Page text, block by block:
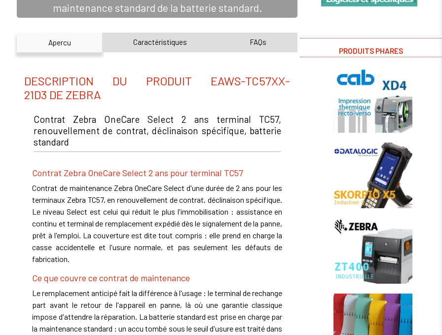
maintenance standard de la batterie standard.
Apercu Caractéristiques FAQs
DESCRIPTION DU PRODUIT EAWS-TC57XX-
21D3 DE ZEBRA
Contrat Zebra OneCare Select 2 ans terminal TC57,
renouvellement de contrat, déclinaison spécifique, batterie
standard
Contrat Zebra OneCare Select 2 ans pour terminal TC57
Contrat de maintenance Zebra OneCare Select d'une durée de 2 ans pour les
terminaux Zebra TC57, en renouvellement de contrat, déclinaison spécifique.
Le niveau Select est celui qui réduit le plus l'immobilisation : assistance en
continu et terminal de remplacement expédié dès le signalement de la panne,
prêt à l'emploi. La couverture est dite tout compris : elle prend en charge la
casse accidentelle et l'usure normale, et pas seulement les défauts de
fabrication.
Ce que couvre ce contrat de maintenance
Le remplacement anticipé fait la différence à l'usage : le terminal de rechange
part avant le retour de l'appareil en panne, là où une garantie classique
impose d'attendre la réparation. La batterie standard est prise en charge par
la maintenance standard : un accu tombé sous le seuil d'usure est traité dans
PRODUITS PHARES